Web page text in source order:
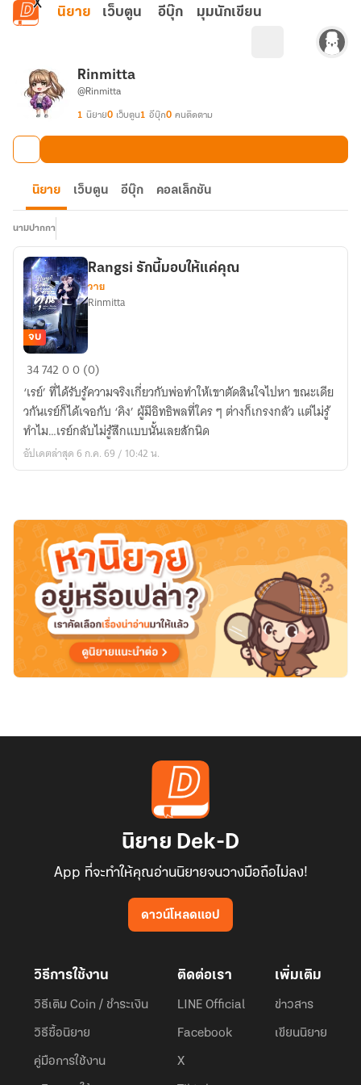
ข้ามไปยังเนื้อหาหลัก
นิยาย เว็บตูน อีบุ๊ก มุมนักเขียน
Rinmitta
@Rinmitta
1 นิยาย0 เว็บตูน1 อีบุ๊ก0 คนติดตาม
นิยาย เว็บตูน อีบุ๊ก คอลเล็กชัน
นามปากกา
Rangsi
นี้
มอบ
ให้
แค่
จบ
Rangsi รักนี้มอบให้แค่คุณ
วาย
Rinmitta
3474200 (0)
‘เรย์’ ที่ได้รับรู้ความจริงเกี่ยวกับพ่อทำให้เขาตัดสินใจไปหา ขณะเดีย
วกันเรย์ก็ได้เจอกับ ‘คิง’ ผู้มีอิทธิพลที่ใคร ๆ ต่างก็เกรงกลัว แต่ไม่รู้
ทำไม…เรย์กลับไม่รู้สึกแบบนั้นเลยสักนิด
อัปเดตล่าสุด 6 ก.ค. 69 / 10:42 น.
นิยาย Dek-D
App ที่จะทำให้คุณอ่านนิยายจนวางมือถือไม่ลง!
ดาวน์โหลดแอป
วิธีการใช้งาน
วิธีเติม Coin / ชำระเงิน
วิธีซื้อนิยาย
คู่มือการใช้งาน
ติดต่อเรา
LINE Official
Facebook
X
เพิ่มเติม
ข่าวสาร
เขียนนิยาย